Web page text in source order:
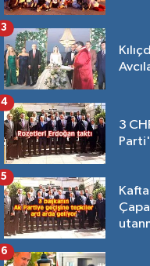
3
3
4
5
6